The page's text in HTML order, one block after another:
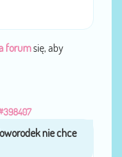
forumsię, aby